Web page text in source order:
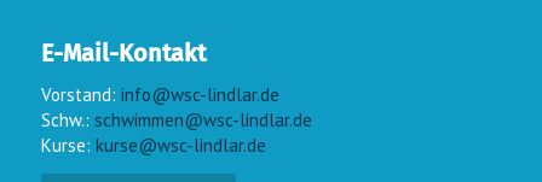
E-Mail-Kontakt
Vorstand: info@wsc-lindlar.de
Schw.: schwimmen@wsc-lindlar.de
Kurse: kurse@wsc-lindlar.de